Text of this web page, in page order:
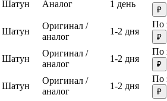
Шатун Аналог 1 день
₽
Шатун
Оригинал /
аналог
1-2 дня
По
₽
Шатун
Оригинал /
аналог
1-2 дня
По
₽
Шатун
Оригинал /
аналог
1-2 дня
По
₽